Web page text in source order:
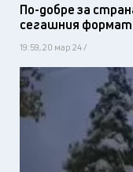
По-добре за
сегашния
19:59, 20 мар 24 /